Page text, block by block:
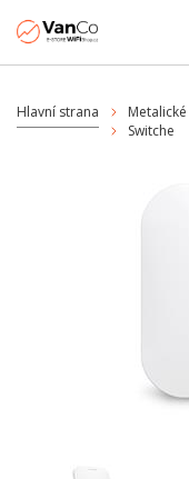
Hlavní strana
Switche